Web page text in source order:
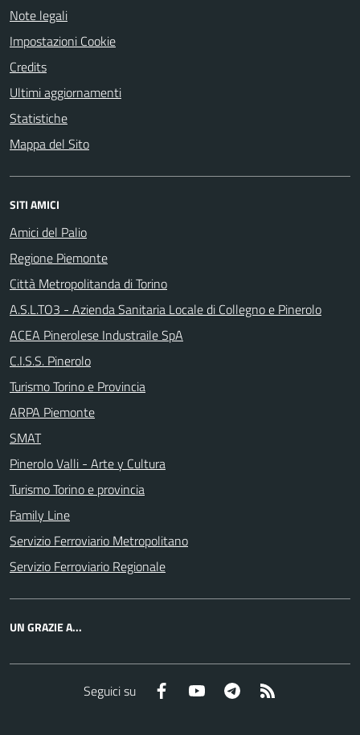
Note legali
Impostazioni Cookie
Credits
Ultimi aggiornamenti
Statistiche
Mappa del Sito
SITI AMICI
Amici del Palio
Regione Piemonte
Città Metropolitanda di Torino
A.S.L.TO3 - Azienda Sanitaria Locale di Collegno e Pinerolo
ACEA Pinerolese Industraile SpA
C.I.S.S. Pinerolo
Turismo Torino e Provincia
ARPA Piemonte
SMAT
Pinerolo Valli - Arte y Cultura
Turismo Torino e provincia
Family Line
Servizio Ferroviario Metropolitano
Servizio Ferroviario Regionale
UN GRAZIE A...
Seguici su Facebook YouTube Telegram